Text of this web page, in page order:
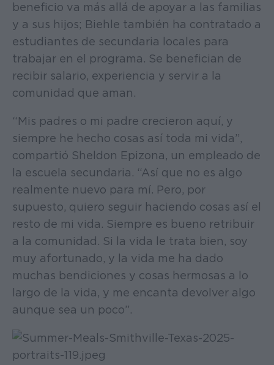
beneficio va más allá de apoyar a las familias
y a sus hijos; Biehle también ha contratado a
estudiantes de secundaria locales para
trabajar en el programa. Se benefician de
recibir salario, experiencia y servir a la
comunidad que aman.
“Mis padres o mi padre crecieron aquí, y
siempre he hecho cosas así toda mi vida”,
compartió Sheldon Epizona, un empleado de
la escuela secundaria. “Así que no es algo
realmente nuevo para mí. Pero, por
supuesto, quiero seguir haciendo cosas así el
resto de mi vida. Siempre es bueno retribuir
a la comunidad. Si la vida le trata bien, soy
muy afortunado, y la vida me ha dado
muchas bendiciones y cosas hermosas a lo
largo de la vida, y me encanta devolver algo
aunque sea un poco”.